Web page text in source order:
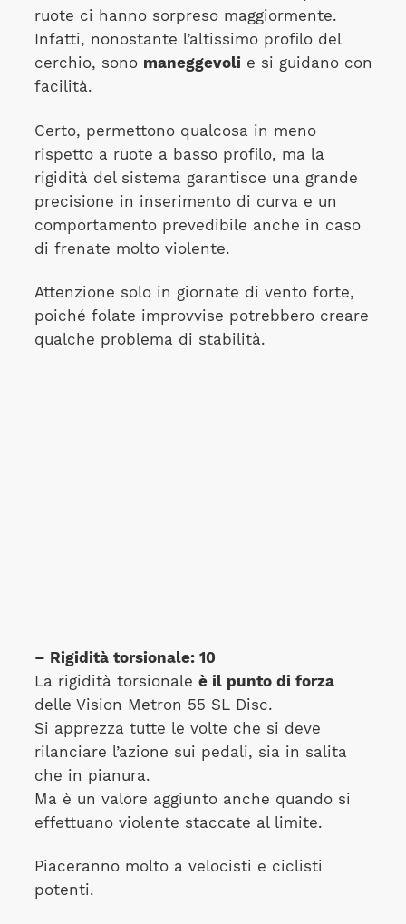
ruote ci hanno sorpreso maggiormente.
Infatti, nonostante l’altissimo profilo del
cerchio, sono maneggevolie si guidano con
facilità.
Certo, permettono qualcosa in meno
rispetto a ruote a basso profilo, ma la
rigidità del sistema garantisce una grande
precisione in inserimento di curva e un
comportamento prevedibile anche in caso
di frenate molto violente.
Attenzione solo in giornate di vento forte,
poiché folate improvvise potrebbero creare
qualche problema di stabilità.
– Rigidità torsionale: 10
La rigidità torsionale è il punto di forza
delle Vision Metron 55 SL Disc.
Si apprezza tutte le volte che si deve
rilanciare l’azione sui pedali, sia in salita
che in pianura.
Ma è un valore aggiunto anche quando si
effettuano violente staccate al limite.
Piaceranno molto a velocisti e ciclisti
potenti.